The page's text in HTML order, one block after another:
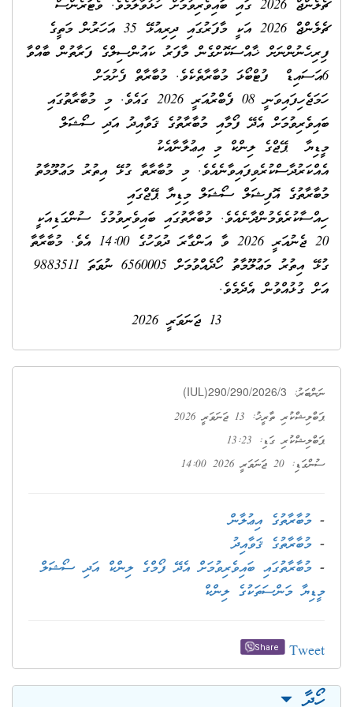
ޗެލެންޖް 2026 ގައި ބައިވެރިވުމަށް ހުޅުވާލަމެވެ. ވެޓަރެންސް
ޗެލެންޖް 2026 އަކީ މާފަރުގައި ދިރިއުޅޭ 35 އަހަރުން މަތީގެ
ފިރިހެނުންނަށް ޚާއްސަކޮށްގެން މާފަރު ކައުންސިލްގެ ފަރާތުން ބާއްވާ
6އަސައިޑް ފުޓްބޯޅަ މުބާރާތެކެވެ. މުބާރާތް ފެށުމަށް
ހަމަޖެހިފައިވަނީ 08 ފެބްރުއަރީ 2026 ގައެވެ. މި މުބާރާތުގައި
ބައިވެރިވުމަށް އެދޭ ފޯމާއި މުބާރާތުގެ ޤަވާއިދު އަދި ސޯޝަލް
މީޑިޔާ ޕޭޖްގެ ލިންކް މި އިޢުލާނާއެކު
އެއްކަރުދާސްކުރެވިފައިވާނެއެވެ. މި މުބާރާތާ ގުޅޭ އިތުރު މަޢުލޫމާތު
މުބާރާތުގެ އޮފިޝަލް ސޯޝަލް މިޑިޔާ ޕޭޖްގައި
ހިއްސާކުރެވެމުންދާނެއެވެ. މުބާރާތުގައި ބައިވެރިވުމުގެ ސުންގަޑިއަކީ
20 ޖެނުއަރީ 2026 ވާ އަންގާރަ ދުވަހުގެ 14:00 އެވެ. މުބާރާތާ
ގުޅޭ އިތުރު މަޢުލޫމާތު ހޯދެއްވުމަށް 6560005 ނުވަތަ 9883511
އަށް ގުޅުއްވުން އެދެމެވެ.
13 ޖަނަވަރީ 2026
ނަންބަރު: (IUL)290/290/2026/3
ޕަބްލިޝްކުރި ތާރީޚު: 13 ޖަނަވަރީ 2026
ޕަބްލިޝްކުރި ގަޑި: 13:23
ސުންގަޑި: 20 ޖަނަވަރީ 2026 14:00
-މުބާރާތުގެ އިޢުލާން
-މުބާރާތުގެ ޤަވާއިދު
-މުބާރާތުގައި ބައިވެރިވުމަށް އެދޭ ފޯމްގެ ލިންކް އަދި ސޯޝަލް
މީޑިޔާ މަންސަތަކުގެ ލިންކް
Tweet
Share
ހޯދާ